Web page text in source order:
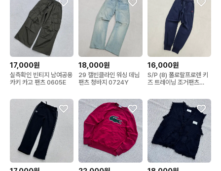
17,000원
실측확인 빈티지 남여공용
카키 카고 팬츠 0605E
18,000원
29 캘빈클라인 워싱 데님
팬츠 청바지 0724Y
16,000원
S/P (8) 폴로랄프로렌 키
즈 트레이닝 조거팬츠